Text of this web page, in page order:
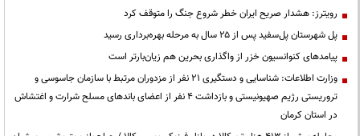
رویترز: هشدار صریح ایران خطر شروع جنگ را متوقف کرد
پل شهرستان پل‌سفید پس از ۲۵ سال به مرحله بهره‌برداری رسید
پیامدهای کنوانسیون خزر از واگذاری بحرین هم زیان‌بارتر است
وزارت اطلاعات: شناسایی و دستگیری ۲۱ نفر از مزدوران مرتبط با سازمان جاسوسی و
تروریستی رژیم صهیونیستی و بازداشت ۴ نفر از اعضای باندهای مسلح شرارت و اغتشاش
در استان کرمان